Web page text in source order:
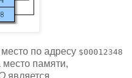
по адресу $00012348
место памяти,
является